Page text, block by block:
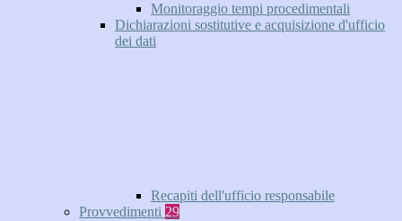
Monitoraggio tempi procedimentali
Dichiarazioni sostitutive e acquisizione d'ufficio
dei dati
Recapiti dell'ufficio responsabile
Provvedimenti 29